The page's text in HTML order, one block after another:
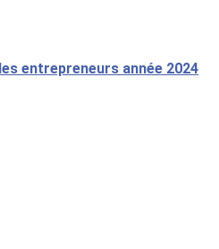
entrepreneurs année 2024